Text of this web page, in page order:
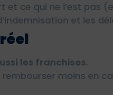
et ce qui ne l’est pas
et les
les franchises.
moins en